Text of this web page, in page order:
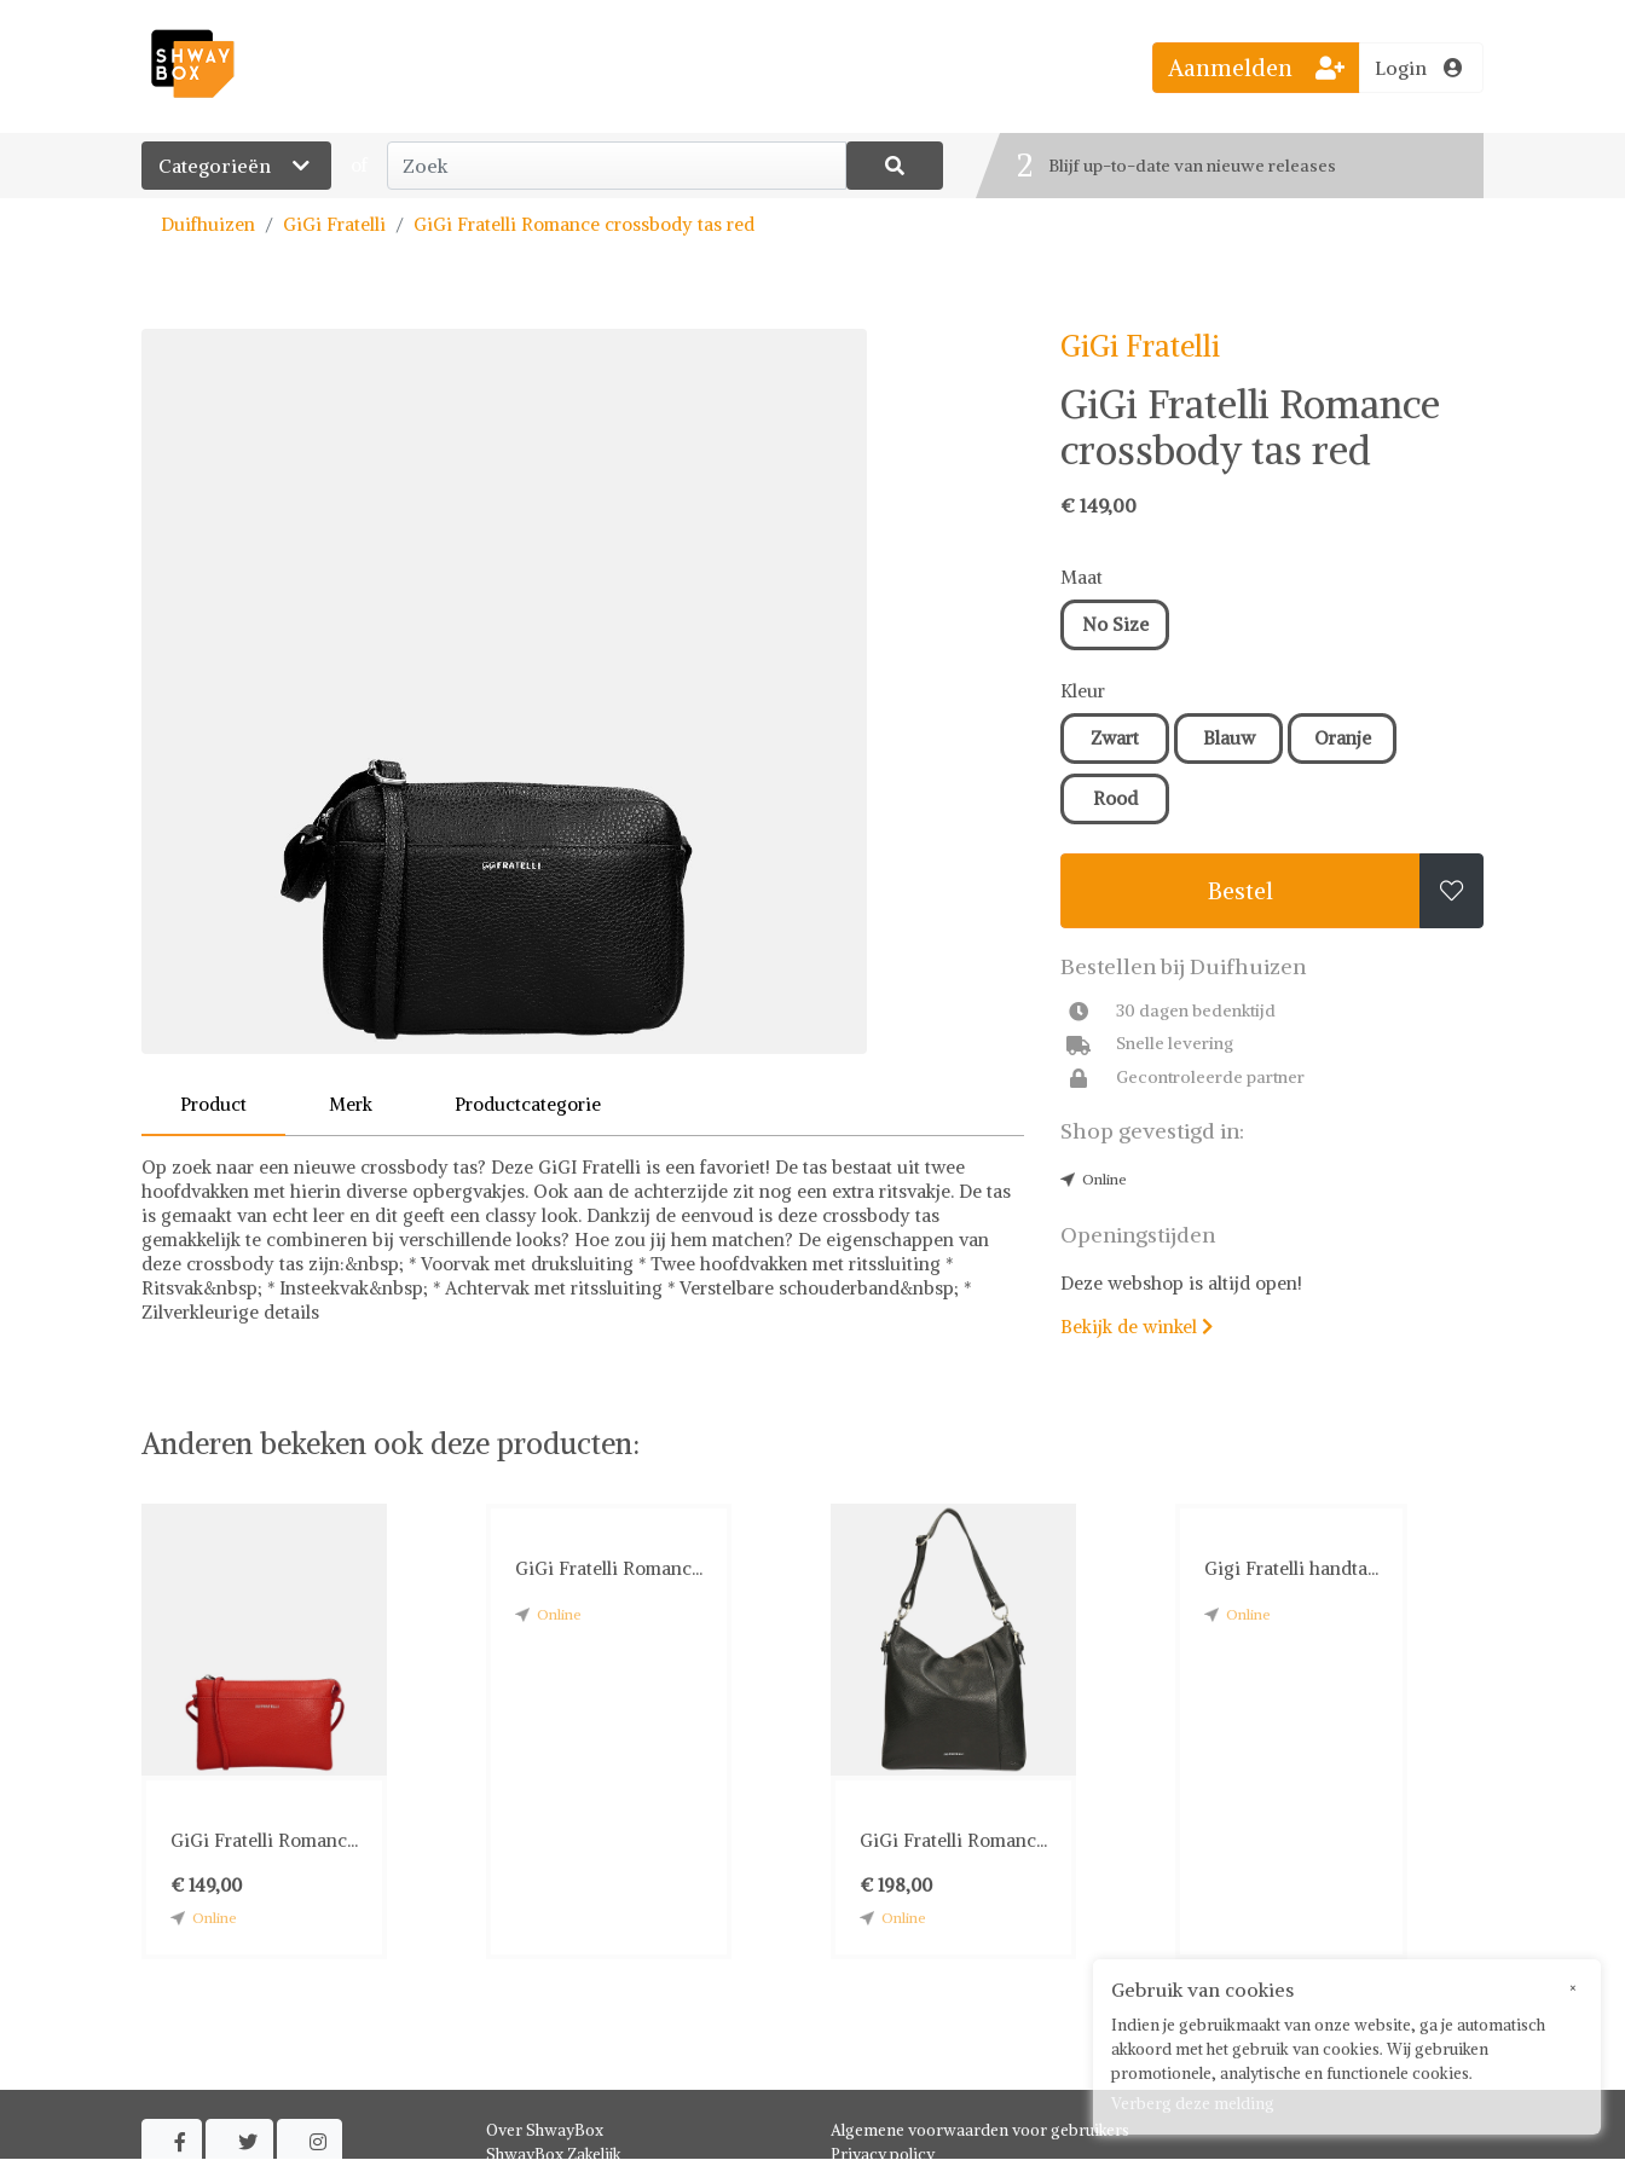
Categorieën
Bestel jouw favoriete looks
2 Blijf up-to-date van nieuwe releases
Aanmelden Login
Duifhuizen GiGi Fratelli GiGi Fratelli Romance crossbody tas red
Product Merk Productcategorie
Op zoek naar een nieuwe crossbody tas? Deze GiGI Fratelli is een favoriet! De tas bestaat uit twee
hoofdvakken met hierin diverse opbergvakjes. Ook aan de achterzijde zit nog een extra ritsvakje. De tas
is gemaakt van echt leer en dit geeft een classy look. Dankzij de eenvoud is deze crossbody tas
gemakkelijk te combineren bij verschillende looks? Hoe zou jij hem matchen? De eigenschappen van
deze crossbody tas zijn:&nbsp; * Voorvak met druksluiting * Twee hoofdvakken met ritssluiting *
Ritsvak&nbsp; * Insteekvak&nbsp; * Achtervak met ritssluiting * Verstelbare schouderband&nbsp; *
Zilverkleurige details
transparant, zodat je met vertrouwen kunt shoppen. Daarnaast staat veiligheid voorop bij Shwaybox -
GiGi Fratelli
GiGi Fratelli Romance
crossbody tas red
€ 149,00
Maat
No Size
Kleur
Zwart Blauw Oranje
Rood
Bestel 
Bestellen bij Duifhuizen
30 dagen bedenktijd
Snelle levering
Gecontroleerde partner
Shop gevestigd in:
Online
Openingstijden
Deze webshop is altijd open!
Bekijk de winkel 
Anderen bekeken ook deze producten:
GiGi Fratelli Romanc...
€ 149,00
Online
GiGi Fratelli Romanc...
Online
GiGi Fratelli Romanc...
€ 198,00
Online
Gigi Fratelli handta...
Online
  
Over ShwayBox
ShwayBox Zakelijk
Algemene voorwaarden voor gebruikers
Privacy policy
×
Gebruik van cookies
Indien je gebruikmaakt van onze website, ga je automatisch
akkoord met het gebruik van cookies. Wij gebruiken
promotionele, analytische en functionele cookies.
Verberg deze melding